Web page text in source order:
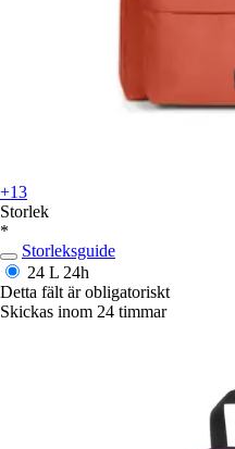
+13
Storlek
*
Storleksguide
24 L 24h
Detta fält är obligatoriskt
Skickas inom 24 timmar